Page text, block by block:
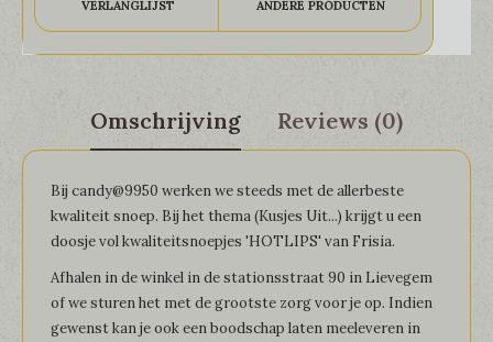
VERLANGLIJST
ANDERE PRODUCTEN
Omschrijving Reviews (0)
Bij candy@9950 werken we steeds met de allerbeste
kwaliteit snoep. Bij het thema (Kusjes Uit...) krijgt u een
doosje vol kwaliteitsnoepjes 'HOTLIPS' van Frisia.
Afhalen in de winkel in de stationsstraat 90 in Lievegem
of we sturen het met de grootste zorg voor je op. Indien
gewenst kan je ook een boodschap laten meeleveren in